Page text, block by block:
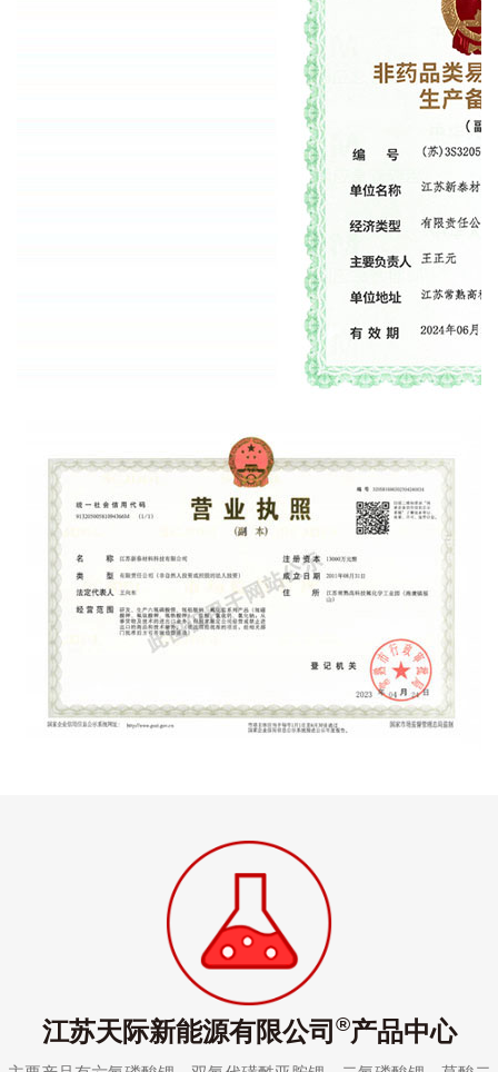
江苏天际新能源有限公司 ®产品中心